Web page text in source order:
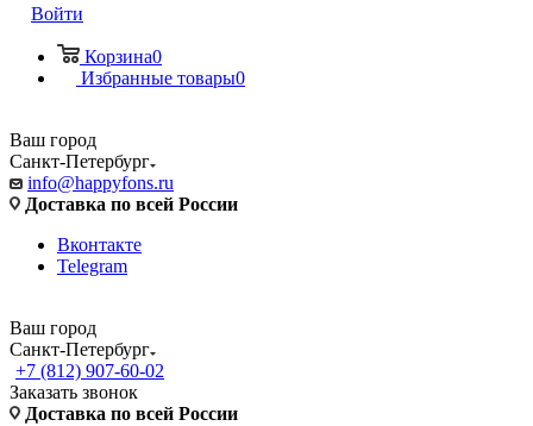
Войти
Корзина0
Избранные товары0
Ваш город
Санкт-Петербург
info@happyfons.ru
Доставка по всей России
Вконтакте
Telegram
Ваш город
Санкт-Петербург
+7 (812) 907-60-02
Заказать звонок
Доставка по всей России